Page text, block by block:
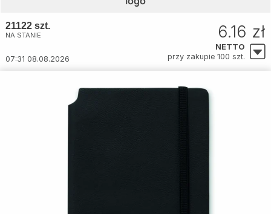
21122 szt.
NA STANIE
07:31 08.08.2026
6.16 zł
NETTO
przy zakupie 100 szt.